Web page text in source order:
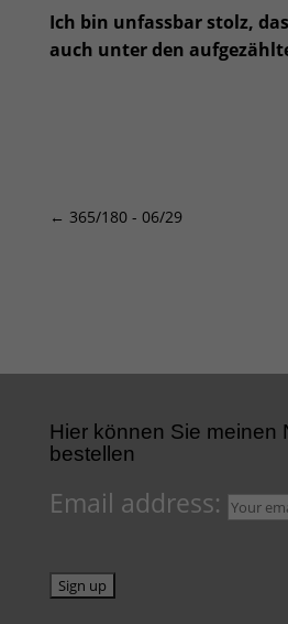
Ich bin unfassbar stolz,
auch unter den
← 365/180 - 06/29
Hier können Sie meinen
bestellen
Email address: